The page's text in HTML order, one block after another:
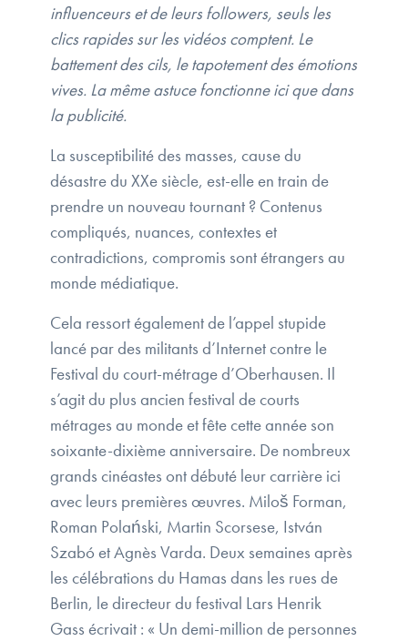
influenceurs et de leurs followers, seuls les
clics rapides sur les vidéos comptent. Le
battement des cils, le tapotement des émotions
vives. La même astuce fonctionne ici que dans
la publicité.
La susceptibilité des masses, cause du
désastre du XXe siècle, est-elle en train de
prendre un nouveau tournant ? Contenus
compliqués, nuances, contextes et
contradictions, compromis sont étrangers au
monde médiatique.
Cela ressort également de l’appel stupide
lancé par des militants d’Internet contre le
Festival du court-métrage d’Oberhausen. Il
s’agit du plus ancien festival de courts
métrages au monde et fête cette année son
soixante-dixième anniversaire. De nombreux
grands cinéastes ont débuté leur carrière ici
avec leurs premières œuvres. Miloš Forman,
Roman Polański, Martin Scorsese, István
Szabó et Agnès Varda. Deux semaines après
les célébrations du Hamas dans les rues de
Berlin, le directeur du festival Lars Henrik
Gass écrivait : « Un demi-million de personnes